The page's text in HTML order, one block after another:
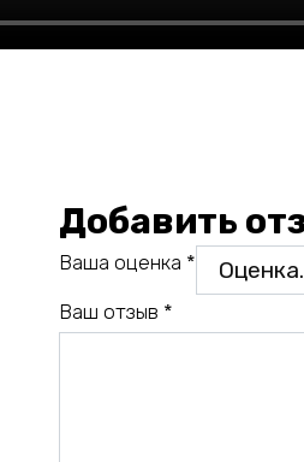
Добавить
Ваша оценка *
Ваш отзыв *